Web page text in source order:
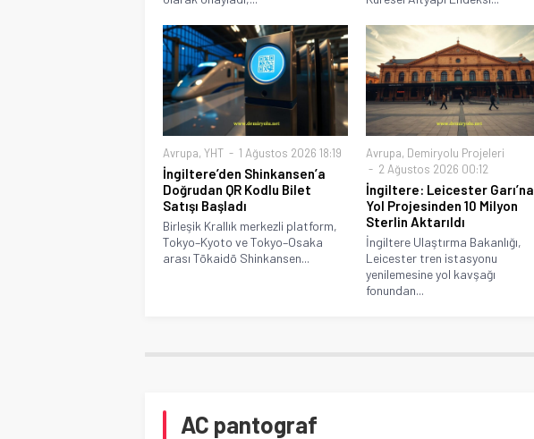
Avrupa, YHT 1 Ağustos 2026 18:19
İngiltere’den Shinkansen’a
Doğrudan QR Kodlu Bilet
Satışı Başladı
Birleşik Krallık merkezli platform,
Tokyo–Kyoto ve Tokyo–Osaka
arası Tōkaidō Shinkansen...
Avrupa, Demiryolu Projeleri
2 Ağustos 2026 00:12
İngiltere: Leicester Garı’na
Yol Projesinden 10 Milyon
Sterlin Aktarıldı
İngiltere Ulaştırma Bakanlığı,
Leicester tren istasyonu
yenilemesine yol kavşağı
fonundan...
AC pantograf